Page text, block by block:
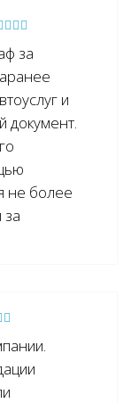
за
и
документ.
не более
за